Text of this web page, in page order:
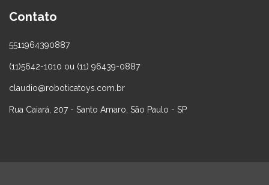
Contato
5511964390887
(11)5642-1010 ou (11) 96439-0887
claudio@roboticatoys.com.br
Rua Caiará, 207 - Santo Amaro, São Paulo - SP